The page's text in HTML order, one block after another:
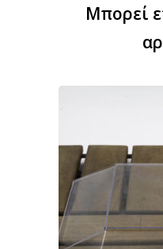
Μπορεί